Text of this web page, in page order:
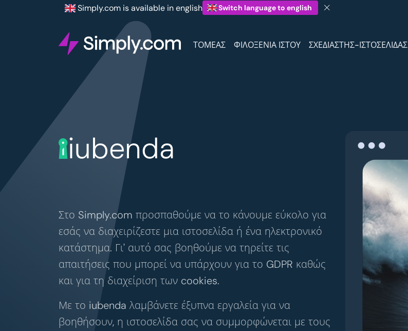
Simply.com is available in english Switch language to english
ΤΟΜΈΑΣ ΦΙΛΟΞΕΝΊΑ ΙΣΤΟΎ ΣΧΕΔΙΑΣΤΉΣ-ΙΣΤΟΣΕΛΊΔΑΣ
iubenda
Στο Simply.com προσπαθούμε να το κάνουμε εύκολο για
εσάς να διαχειρίζεστε μια ιστοσελίδα ή ένα ηλεκτρονικό
κατάστημα. Γι' αυτό σας βοηθούμε να τηρείτε τις
απαιτήσεις που μπορεί να υπάρχουν για το GDPR καθώς
και για τη διαχείριση των cookies.
Με το iubenda λαμβάνετε έξυπνα εργαλεία για να
βοηθήσουν, η ιστοσελίδα σας να συμμορφώνεται με τους